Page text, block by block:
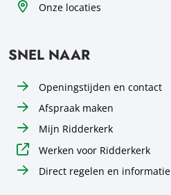
Onze locaties
SNEL NAAR
Openingstijden en contact
Afspraak maken
Mijn Ridderkerk
Werken voor Ridderkerk
Direct regelen en informatie